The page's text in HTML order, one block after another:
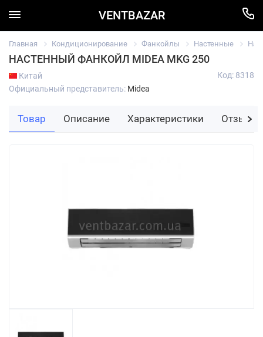
VENTBAZAR
Главная Кондиционирование Фанкойлы Настенные
НАСТЕННЫЙ ФАНКОЙЛ MIDEA MKG 250
Китай
Официальный представитель: Midea
Код: 8318
Товар Описание Характеристики Отзывы